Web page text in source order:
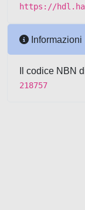
https://
Informazioni
Il codice NBN
218757